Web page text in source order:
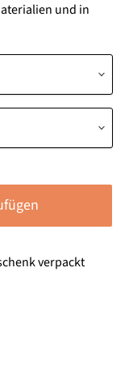
und in
verpackt